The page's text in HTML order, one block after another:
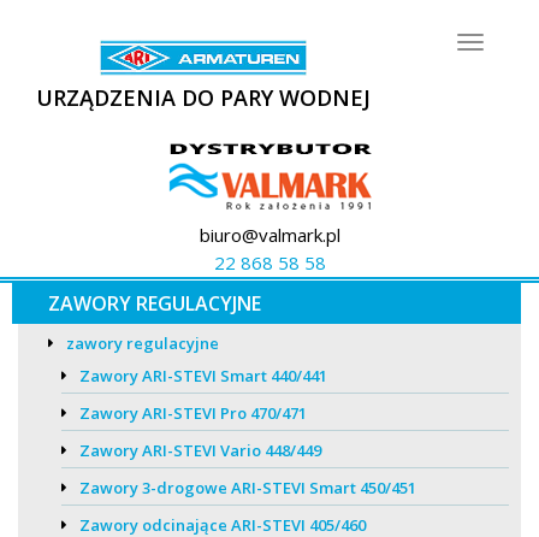
Toggle
URZĄDZENIA DO PARY WODNEJ
biuro@valmark.pl
22 868 58 58
ZAWORY REGULACYJNE
zawory regulacyjne
Zawory ARI-STEVI Smart 440/441
Zawory ARI-STEVI Pro 470/471
Zawory ARI-STEVI Vario 448/449
Zawory 3-drogowe ARI-STEVI Smart 450/451
Zawory odcinające ARI-STEVI 405/460